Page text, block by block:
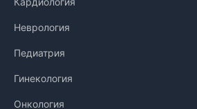
Неврология
Педиатрия
Гинекология
Онкология